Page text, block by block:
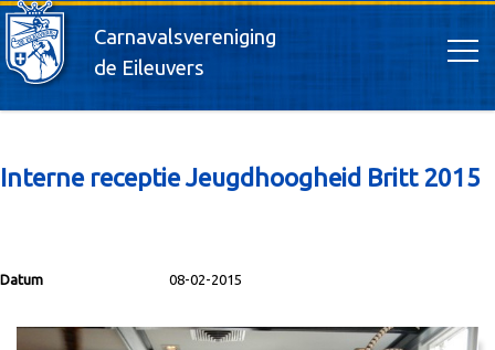
Carnavalsvereniging
de Eileuvers
Interne receptie Jeugdhoogheid Britt 2015
Datum 08-02-2015